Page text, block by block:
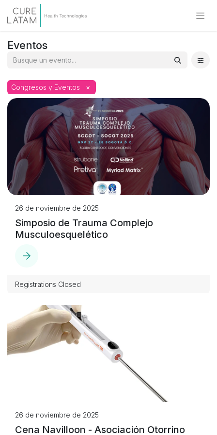
Eventos
Congresos y Eventos ×
26 de noviembre de 2025
Simposio de Trauma Complejo
Musculoesquelético
Registrations Closed
26 de noviembre de 2025
Cena Navilloon - Asociación Otorrino